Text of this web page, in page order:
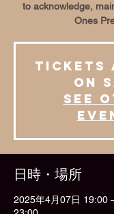
to acknowledge,
Ones
Tickets
on
See
日時・場所
2025年4月07日 19:00